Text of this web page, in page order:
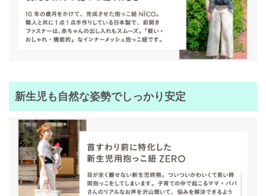
新生児も自然な姿勢でしっかり安定